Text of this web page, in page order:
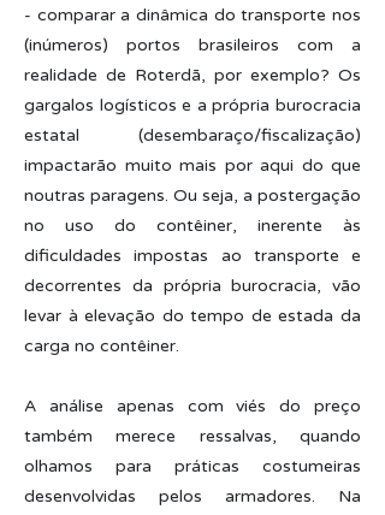
- comparar a dinâmica do transporte nos
(inúmeros) portos brasileiros com a
realidade de Roterdã, por exemplo? Os
gargalos logísticos e a própria burocracia
estatal (desembaraço/fiscalização)
impactarão muito mais por aqui do que
noutras paragens. Ou seja, a postergação
no uso do contêiner, inerente às
dificuldades impostas ao transporte e
decorrentes da própria burocracia, vão
levar à elevação do tempo de estada da
carga no contêiner.
A análise apenas com viés do preço
também merece ressalvas, quando
olhamos para práticas costumeiras
desenvolvidas pelos armadores. Na